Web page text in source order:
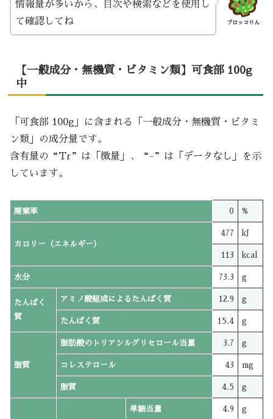
ブロッコりん
情報量が多いから、目次や検索などを使用し
て確認してね
【一般成分・無機質・ビタミン類】可食部 100g
中
「可食部 100g」に含まれる「一般成分・無機質・ビタミ
ン類」の成分量です。
含有量の“Tr”は「微量」、“-”は「データなし」を示
しています。
廃棄率 0 %
カロリー（エネルギー）
477 kJ
113 kcal
水分 73.3 g
たんぱく
質
アミノ酸組成によるたんぱく質 12.9 g
たんぱく質 15.4 g
脂質
脂肪酸のトリアシルグリセロール当量 3.7 g
コレステロール 43 mg
脂質 4.5 g
単糖当量 4.9 g